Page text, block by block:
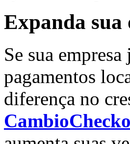
Expanda sua
Se sua
pagamentos
diferença no